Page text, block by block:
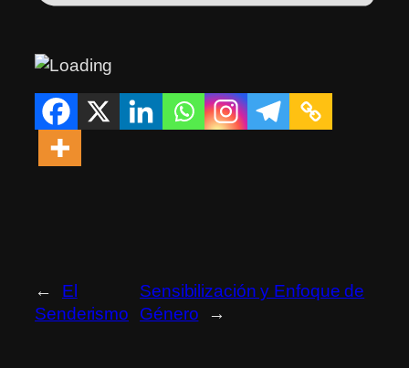
←
El
Senderismo
Sensibilización y Enfoque de
Género
→